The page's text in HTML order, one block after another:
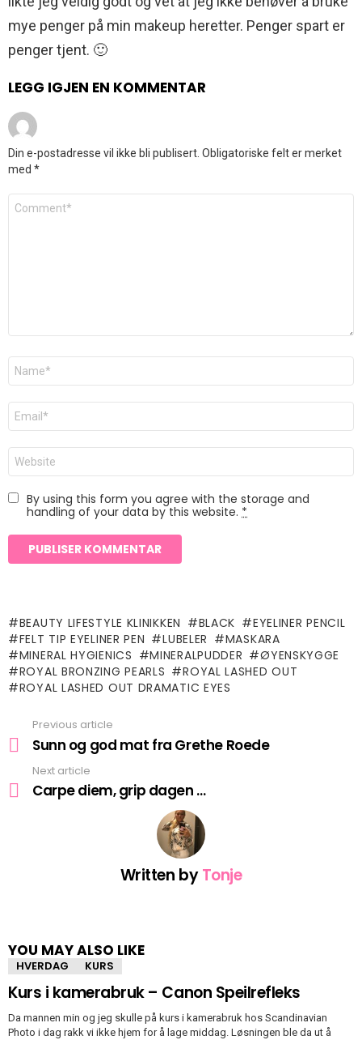
mye penger på min makeup heretter. Penger spart er
penger tjent. 🙂
LEGG IGJEN EN KOMMENTAR
Din e-postadresse vil ikke bli publisert. Obligatoriske felt er merket
med *
Kommentar
Navn
E-
post
*
Nettsted
By using this form you agree with the storage and
handling of your data by this website. *
BEAUTY LIFESTYLE KLINIKKEN BLACK
EYELINER PENCIL
FELT TIP EYELINER PEN
LUBELER
MASKARA
MINERAL HYGIENICS
MINERALPUDDER
ØYENSKYGGE
ROYAL BRONZING PEARLS
ROYAL LASHED OUT
ROYAL LASHED OUT DRAMATIC EYES
more
Previous article
Sunn og god mat fra Grethe Roede
Next article
Carpe diem, grip dagen …
Written byTonje
YOU MAY ALSO LIKE
HVERDAG KURS
Kurs i kamerabruk – Canon Speilrefleks
Da mannen min og jeg skulle på kurs i kamerabruk hos Scandinavian
Photo i dag rakk vi ikke hjem for å lage middag. Løsningen ble da ut å